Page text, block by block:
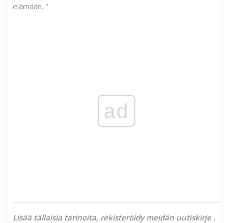
elämään. ''
ad
Lisää tällaisia ​​tarinoita, rekisteröidy meidän uutiskirje .